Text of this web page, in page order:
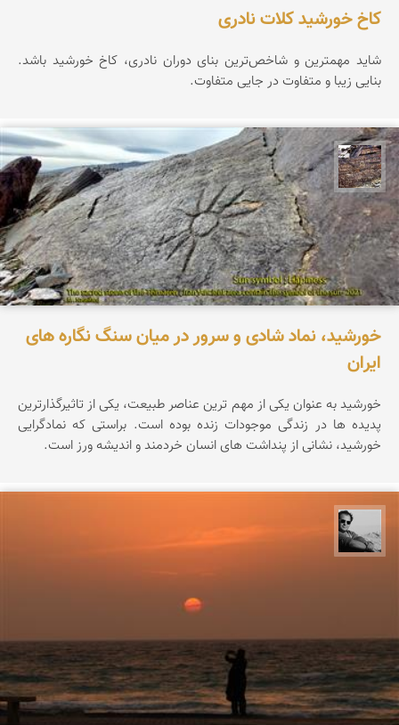
کاخ خورشید کلات نادری
شاید مهمترین و شاخص‌ترین بنای دوران نادری، کاخ خورشید باشد.
بنایی زیبا و متفاوت در جایی متفاوت.
محمد ناصری فرد
خورشید، نماد شادی و سرور در میان سنگ نگاره های
ایران
خورشید به عنوان یکی از مهم ترین عناصر طبیعت، یکی از تاثیرگذارترین
پدیده ها در زندگی موجودات زنده بوده است. براستی که نمادگرایی
خورشید، نشانی از پنداشت های انسان خردمند و اندیشه ورز است.